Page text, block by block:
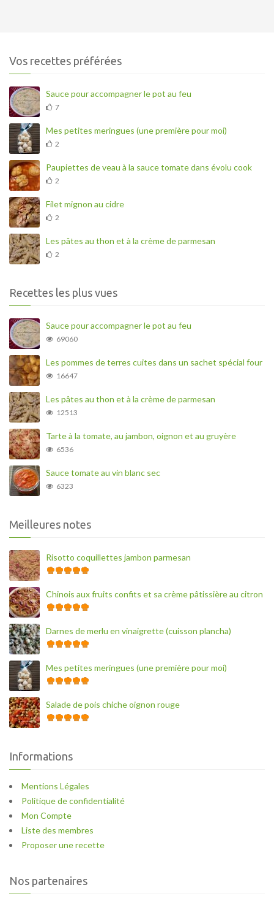
Vos recettes préférées
Sauce pour accompagner le pot au feu
7
Mes petites meringues (une première pour moi)
2
Paupiettes de veau à la sauce tomate dans évolu cook
2
Filet mignon au cidre
2
Les pâtes au thon et à la crème de parmesan
2
Recettes les plus vues
Sauce pour accompagner le pot au feu
69060
Les pommes de terres cuites dans un sachet spécial four
16647
Les pâtes au thon et à la crème de parmesan
12513
Tarte à la tomate, au jambon, oignon et au gruyère
6536
Sauce tomate au vin blanc sec
6323
Meilleures notes
Risotto coquillettes jambon parmesan
Chinois aux fruits confits et sa crème pâtissière au citron
Darnes de merlu en vinaigrette (cuisson plancha)
Mes petites meringues (une première pour moi)
Salade de pois chiche oignon rouge
Informations
Mentions Légales
Politique de confidentialité
Mon Compte
Liste des membres
Proposer une recette
Nos partenaires